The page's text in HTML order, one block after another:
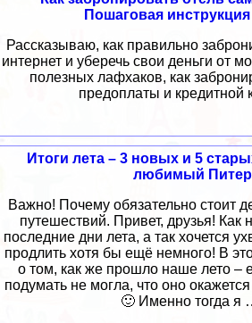
Пошаговая инструкция
Рассказываю, как правильно
интернет и уберечь свои деньги от
полезных лафхаков, как
предоплаты и кредитной
Итоги лета – 3 новых и 5
любимый
Важно! Почему обязательно стоит
путешествий. Привет, друзья! Как
последние дни лета, а так хочется
продлить хотя бы ещё немного! В
о том, как же прошло наше лето –
подумать не могла, что оно
🙂 Именно тогда я